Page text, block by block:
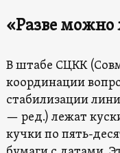
«Разве можно
В штабе СЦКК
координации
стабилизации
— ред.) лежат
кучки по пять-